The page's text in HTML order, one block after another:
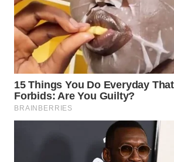
INFRASTRUKTUR
WAHANA
KONSUMEN
WAHANA
LISTRIK
WAHANA